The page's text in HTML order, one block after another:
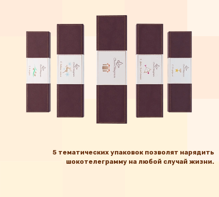
5 тематических упаковок позволят нарядить
шокотелеграмму на любой случай жизни.